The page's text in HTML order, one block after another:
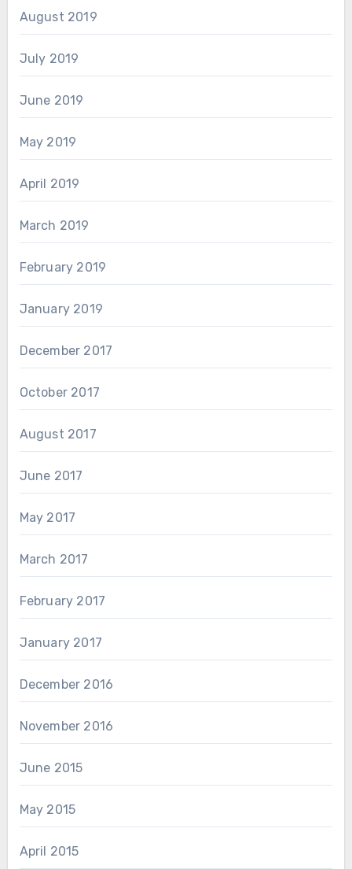
August 2019
July 2019
June 2019
May 2019
April 2019
March 2019
February 2019
January 2019
December 2017
October 2017
August 2017
June 2017
May 2017
March 2017
February 2017
January 2017
December 2016
November 2016
June 2015
May 2015
April 2015